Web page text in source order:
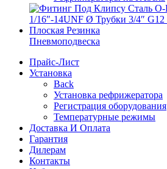
Пневмоподвеска
Прайс-Лист
Установка
Back
Установка рефрижератора
Регистрация оборудования
Температурные режимы
Доставка И Оплата
Гарантия
Дилерам
Контакты